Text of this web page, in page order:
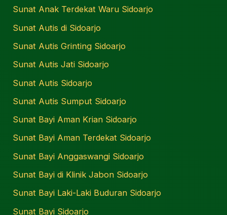
Sunat Anak Terdekat Waru Sidoarjo
Sunat Autis di Sidoarjo
Sunat Autis Grinting Sidoarjo
Sunat Autis Jati Sidoarjo
Sunat Autis Sidoarjo
Sunat Autis Sumput Sidoarjo
Sunat Bayi Aman Krian Sidoarjo
Sunat Bayi Aman Terdekat Sidoarjo
Sunat Bayi Anggaswangi Sidoarjo
Sunat Bayi di Klinik Jabon Sidoarjo
Sunat Bayi Laki-Laki Buduran Sidoarjo
Sunat Bayi Sidoarjo